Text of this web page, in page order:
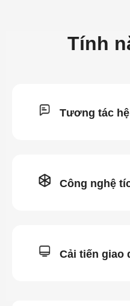
Tính
Tương tác
Công nghệ
Cải tiến giao